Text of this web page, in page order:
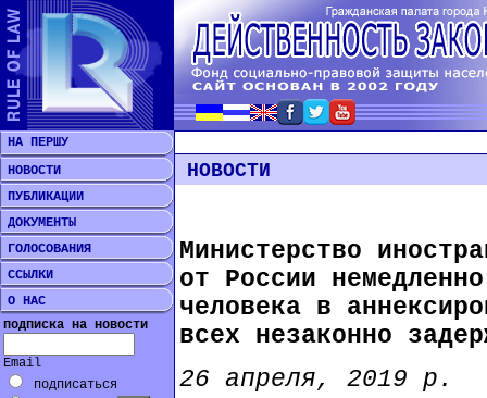
НА ПЕРШУ
НОВОСТИ
ПУБЛИКАЦИИ
ДОКУМЕНТЫ
ГОЛОСОВАНИЯ
ССЫЛКИ
О НАС
подписка на новости
Email
подписаться
НОВОСТИ
Министерство
от России
человека в
всех незаконно
26 апреля, 2019 р.